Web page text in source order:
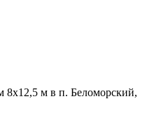
м в п. Беломорский,